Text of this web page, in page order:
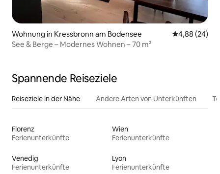
Wohnung in Kressbronn am Bodensee
4,88 (24)
See & Berge – Modernes Wohnen – 70 m²
Spannende Reiseziele
Reiseziele in der Nähe Andere Arten von Unterkünften
Florenz
Ferienunterkünfte
Wien
Ferienunterkünfte
Venedig
Ferienunterkünfte
Lyon
Ferienunterkünfte